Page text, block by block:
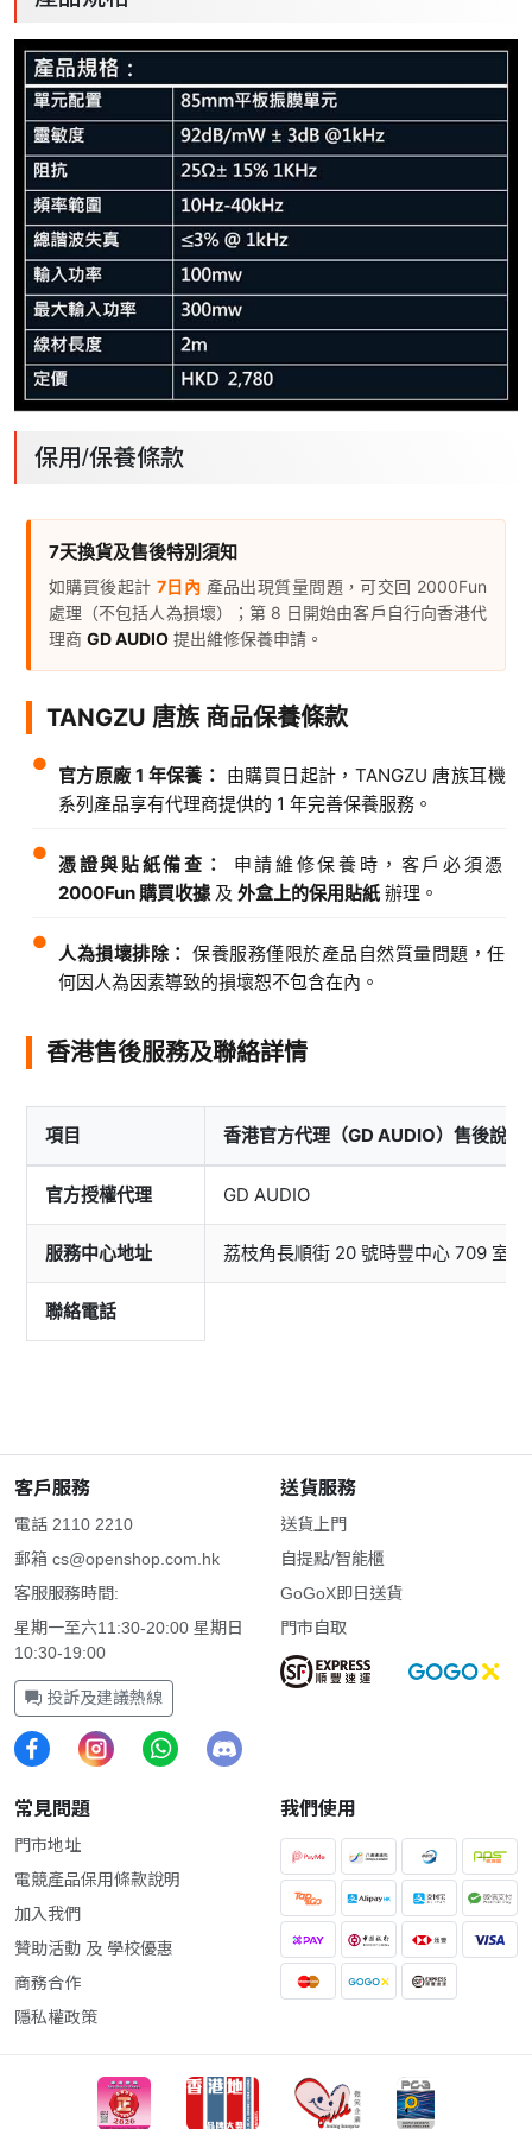
保用/保養條款
7天換貨及售後特別須知
如購買後起計 7日內 產品出現質量問題，可交回 2000Fun
處理（不包括人為損壞）；第 8 日開始由客戶自行向香港代
理商 GD AUDIO 提出維修保養申請。
TANGZU 唐族 商品保養條款
●
官方原廠 1 年保養： 由購買日起計，TANGZU 唐族耳機
系列產品享有代理商提供的 1 年完善保養服務。
●
憑證與貼紙備查：
申請維修保養時，客戶必須憑
2000Fun 購買收據 及 外盒上的保用貼紙辦理。
●
人為損壞排除： 保養服務僅限於產品自然質量問題，任
何因人為因素導致的損壞恕不包含在內。
香港售後服務及聯絡詳情
項目 香港官方代理（GD AUDIO）售後說明
官方授權代理 GD AUDIO
服務中心地址 荔枝角長順街 20 號時豐中心 709 室
聯絡電話
客戶服務
電話 2110 2210
郵箱 cs@openshop.com.hk
客服服務時間:
星期一至六11:30-20:00 星期日
10:30-19:00
投訴及建議熱線
送貨服務
送貨上門
自提點/智能櫃
GoGoX即日送貨
門市自取
常見問題
門市地址
電競產品保用條款說明
加入我們
贊助活動 及 學校優惠
商務合作
隱私權政策
我們使用